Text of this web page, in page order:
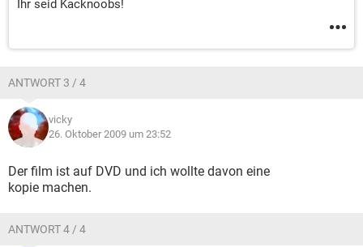
Ihr seid Kacknoobs!
ANTWORT 3 / 4
vicky
26. Oktober 2009 um 23:52
Der film ist auf DVD und ich wollte davon eine
kopie machen.
ANTWORT 4 / 4